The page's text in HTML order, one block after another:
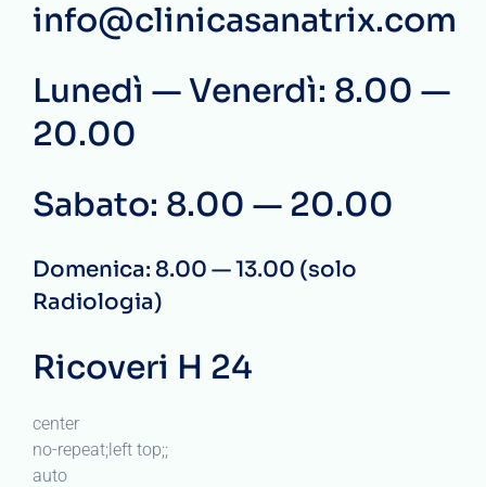
info@clinicasanatrix.com
Lunedì — Venerdì: 8.00 —
20.00
Sabato: 8.00 — 20.00
Domenica: 8.00 — 13.00 (solo
Radiologia)
Ricoveri H 24
center
no-repeat;left top;;
auto